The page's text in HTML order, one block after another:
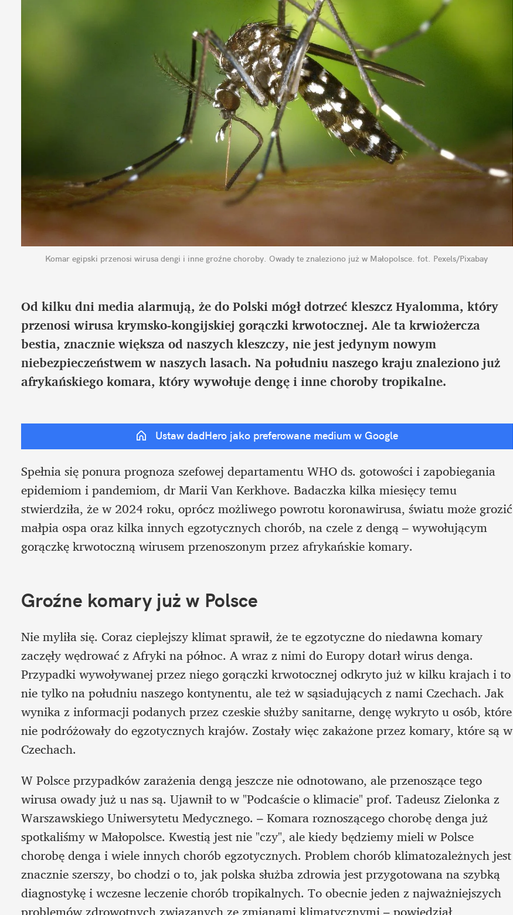
Komar egipski przenosi wirusa dengi i inne groźne choroby. Owady te znaleziono już w Małopolsce. fot. Pexels/Pixabay
Od kilku dni media alarmują, że do Polski mógł dotrzeć kleszcz Hyalomma, który
przenosi wirusa krymsko-kongijskiej gorączki krwotocznej. Ale ta krwiożercza
bestia, znacznie większa od naszych kleszczy, nie jest jedynym nowym
niebezpieczeństwem w naszych lasach. Na południu naszego kraju znaleziono już
afrykańskiego komara, który wywołuje dengę i inne choroby tropikalne.
Ustaw dadHero jako preferowane medium w Google
Spełnia się ponura prognoza szefowej departamentu WHO ds. gotowości i zapobiegania
epidemiom i pandemiom, dr Marii Van Kerkhove. Badaczka kilka miesięcy temu
stwierdziła, że w 2024 roku, oprócz możliwego powrotu koronawirusa, światu może grozić
małpia ospa oraz kilka innych egzotycznych chorób, na czele z dengą – wywołującym
gorączkę krwotoczną wirusem przenoszonym przez afrykańskie komary.
Groźne komary już w Polsce
Nie myliła się. Coraz cieplejszy klimat sprawił, że te egzotyczne do niedawna komary
zaczęły wędrować z Afryki na północ. A wraz z nimi do Europy dotarł wirus denga.
Przypadki wywoływanej przez niego gorączki krwotocznej odkryto już w kilku krajach i to
nie tylko na południu naszego kontynentu, ale też w sąsiadujących z nami Czechach. Jak
wynika z informacji podanych przez czeskie służby sanitarne, dengę wykryto u osób, które
nie podróżowały do egzotycznych krajów. Zostały więc zakażone przez komary, które są w
Czechach.
W Polsce przypadków zarażenia dengą jeszcze nie odnotowano, ale przenoszące tego
wirusa owady już u nas są. Ujawnił to w "Podcaście o klimacie" prof. Tadeusz Zielonka z
Warszawskiego Uniwersytetu Medycznego. – Komara roznoszącego chorobę denga już
spotkaliśmy w Małopolsce. Kwestią jest nie "czy", ale kiedy będziemy mieli w Polsce
chorobę denga i wiele innych chorób egzotycznych. Problem chorób klimatozależnych jest
znacznie szerszy, bo chodzi o to, jak polska służba zdrowia jest przygotowana na szybką
diagnostykę i wczesne leczenie chorób tropikalnych. To obecnie jeden z najważniejszych